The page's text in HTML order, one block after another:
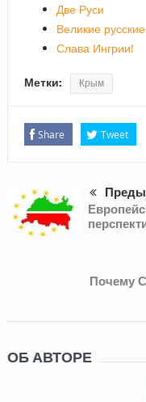
Две Руси
Великие
Слава Ингрии!
Метки: Крым
Share Tweet
Почему
ОБ АВТОРЕ